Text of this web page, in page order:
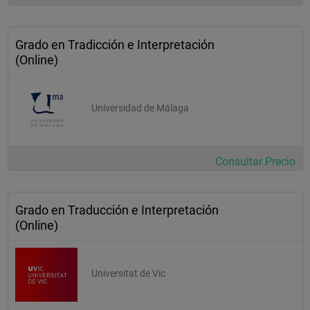
Tipo
Impartición
40409   LENGUA A III ESPAÑOL   Básica de rama   Semestral
6   Se imparte
40410   LENGUA B III INGLÉS   Básica de rama   Semestral   6
Grado en Tradicción e Interpretación
(Online)
Universidad de Málaga
Consultar Precio
Grado en Traducción e Interpretación
(Online)
Universitat de Vic